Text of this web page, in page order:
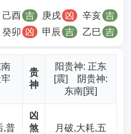
癸卯 凶 甲辰 吉 乙巳 吉
己酉 吉 庚戌 凶 辛亥 吉
贵
神
阳贵神: 正东
[震] 阴贵神:
东南[巽]
,普
凶
煞
月破,大耗,五